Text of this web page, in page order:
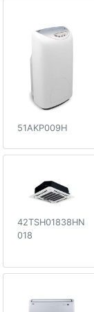
51AKP009H
42TSH01838HN
018